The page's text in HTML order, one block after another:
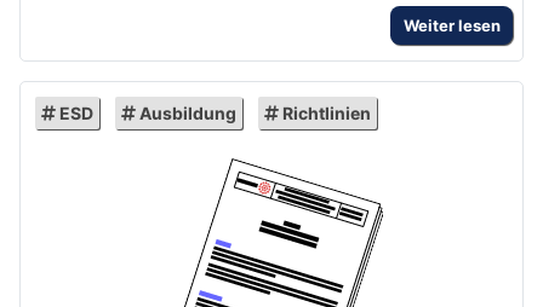
Weiter lesen
ESD Ausbildung Richtlinien